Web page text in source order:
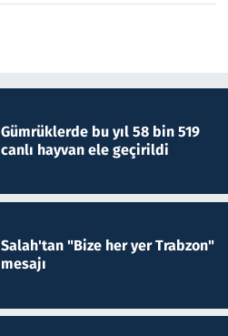
Gümrüklerde bu yıl 58 bin 519
canlı hayvan ele geçirildi
Salah'tan "Bize her yer Trabzon"
mesajı